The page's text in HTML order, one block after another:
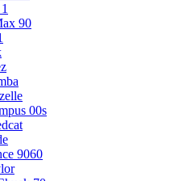
90
00s
9060